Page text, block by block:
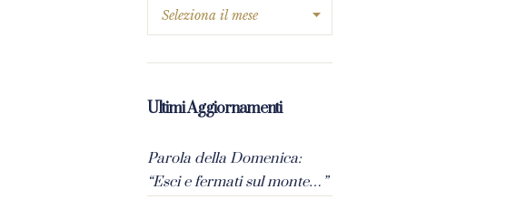
Ultimi Aggiornamenti
Parola della Domenica:
“Esci e fermati sul monte…”